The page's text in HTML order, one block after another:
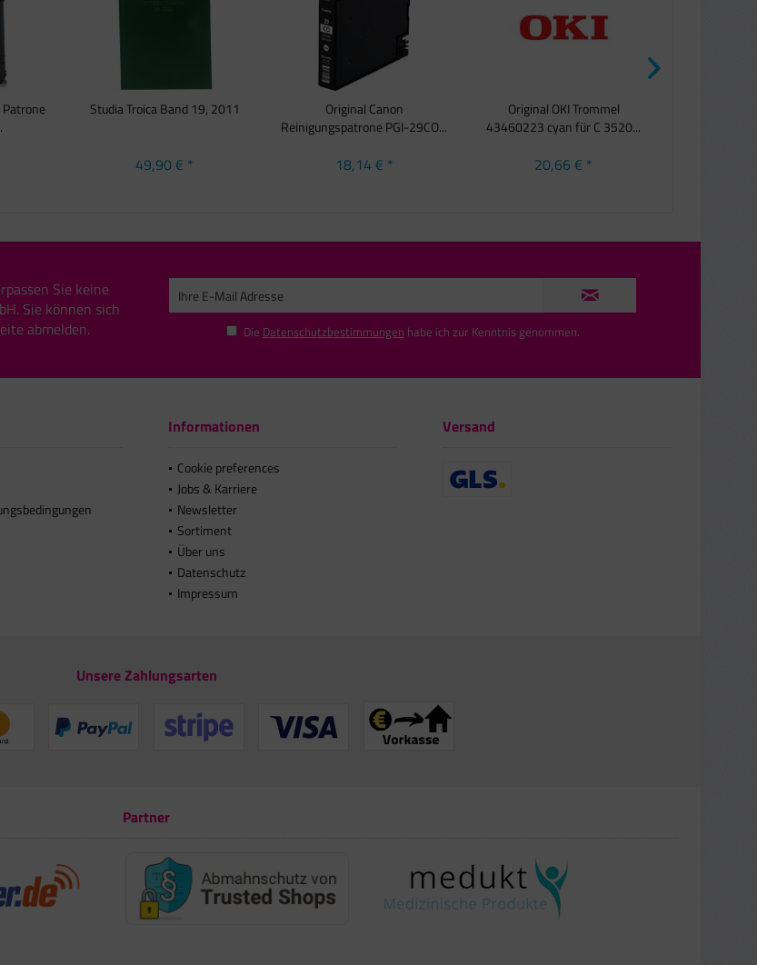
Patrone
Studia Troica Band 19, 2011
49,90 € *
Original Canon
Reinigungspatrone PGI-29CO...
18,14 € *
Original OKI Trommel
43460223 cyan für C 3520...
20,66 € *
Sie keine
Sie können sich
abmelden.
Die Datenschutzbestimmungen habe ich zur Kenntnis genommen.
Informationen
Cookie preferences
Jobs & Karriere
Newsletter
Sortiment
Über uns
Datenschutz
Impressum
Versand
Unsere Zahlungsarten
Partner